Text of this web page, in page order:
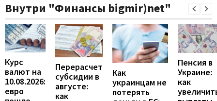
Внутри "Финансы bigmir)net"
Курс
валют на
10.08.2026:
евро
Перерасчет
субсидии в
августе:
как
Как
украинцам не
потерять
Пенсия в
Украине:
как